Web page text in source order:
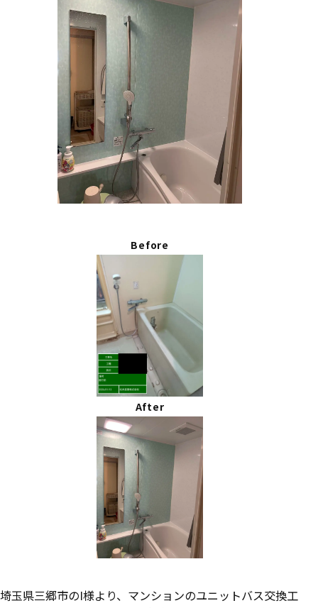
Before
After
埼玉県三郷市のI様より、マンションのユニットバス交換工